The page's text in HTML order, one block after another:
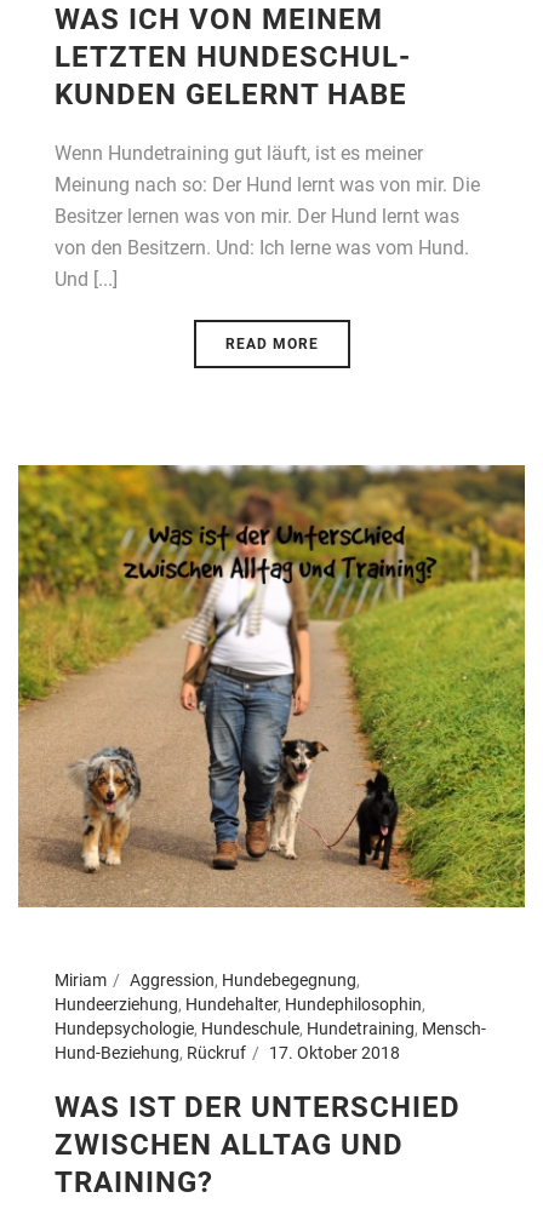
WAS ICH VON MEINEM
LETZTEN HUNDESCHUL-
KUNDEN GELERNT HABE
Wenn Hundetraining gut läuft, ist es meiner
Meinung nach so: Der Hund lernt was von mir. Die
Besitzer lernen was von mir. Der Hund lernt was
von den Besitzern. Und: Ich lerne was vom Hund.
Und [...]
READ MORE
Miriam Aggression, Hundebegegnung,
Hundeerziehung, Hundehalter, Hundephilosophin,
Hundepsychologie, Hundeschule, Hundetraining, Mensch-
Hund-Beziehung, Rückruf 17. Oktober 2018
WAS IST DER UNTERSCHIED
ZWISCHEN ALLTAG UND
TRAINING?